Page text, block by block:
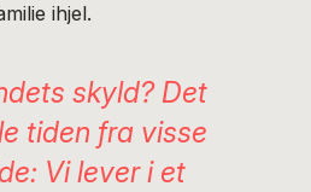
ihjel.
skyld? Det
tiden fra visse
Vi lever i et